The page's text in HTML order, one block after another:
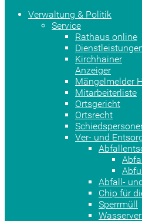
Verwaltung & Politik
Service
Rathaus online
Kirchhainer
Anzeiger
Mängelmelder
Mitarbeiterliste
Ortsgericht
Ortsrecht
Ver- und
Abfall-
Chip für
Sperrmüll